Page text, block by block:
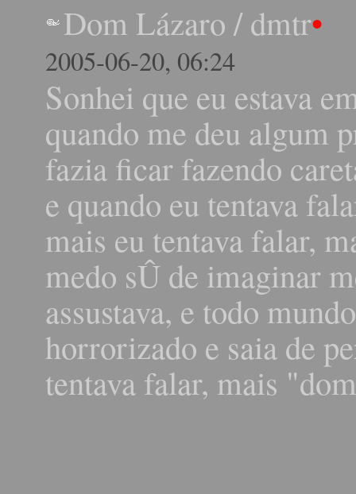
Dom Lázaro /dmtr•
2005-06-20, 06:24
Sonhei que eu estava
quando me deu algum
fazia ficar fazendo
e quando eu tentava
mais eu tentava falar,
medo sÛ de imaginar
assustava, e todo
horrorizado e saia de
tentava falar, mais